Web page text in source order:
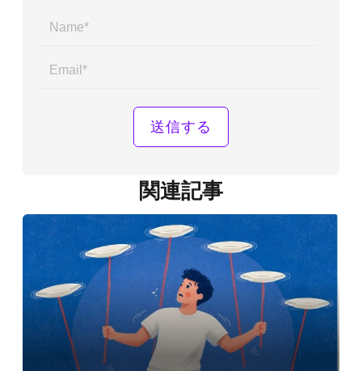
関連記事